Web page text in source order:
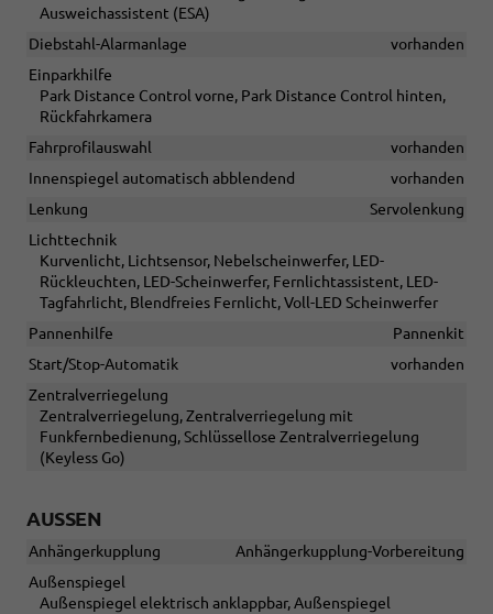
Ausweichassistent (ESA)
Diebstahl-Alarmanlage
vorhanden
Einparkhilfe
Park Distance Control vorne, Park Distance Control hinten,
Rückfahrkamera
Fahrprofilauswahl
vorhanden
Innenspiegel automatisch abblendend
vorhanden
Lenkung
Servolenkung
Lichttechnik
Kurvenlicht, Lichtsensor, Nebelscheinwerfer, LED-
Rückleuchten, LED-Scheinwerfer, Fernlichtassistent, LED-
Tagfahrlicht, Blendfreies Fernlicht, Voll-LED Scheinwerfer
Pannenhilfe
Pannenkit
Start/Stop-Automatik
vorhanden
Zentralverriegelung
Zentralverriegelung, Zentralverriegelung mit
Funkfernbedienung, Schlüssellose Zentralverriegelung
(Keyless Go)
AUSSEN
Anhängerkupplung
Anhängerkupplung-Vorbereitung
Außenspiegel
Außenspiegel elektrisch anklappbar, Außenspiegel